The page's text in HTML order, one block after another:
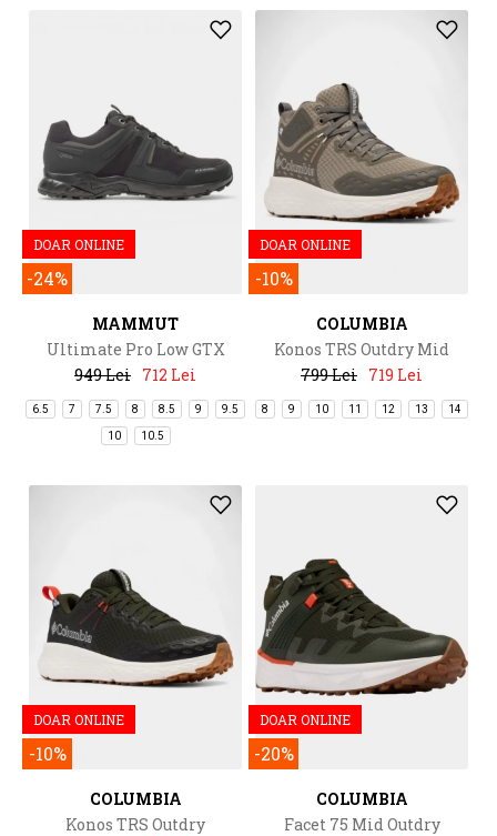
DOAR ONLINE
-24%
MAMMUT
Ultimate Pro Low GTX
949 Lei 712 Lei
6.5 7 7.5 8 8.5 9 9.5
10 10.5
DOAR ONLINE
-10%
COLUMBIA
Konos TRS Outdry Mid
799 Lei 719 Lei
8 9 10 11 12 13 14
DOAR ONLINE
-10%
COLUMBIA
Konos TRS Outdry
DOAR ONLINE
-20%
COLUMBIA
Facet 75 Mid Outdry